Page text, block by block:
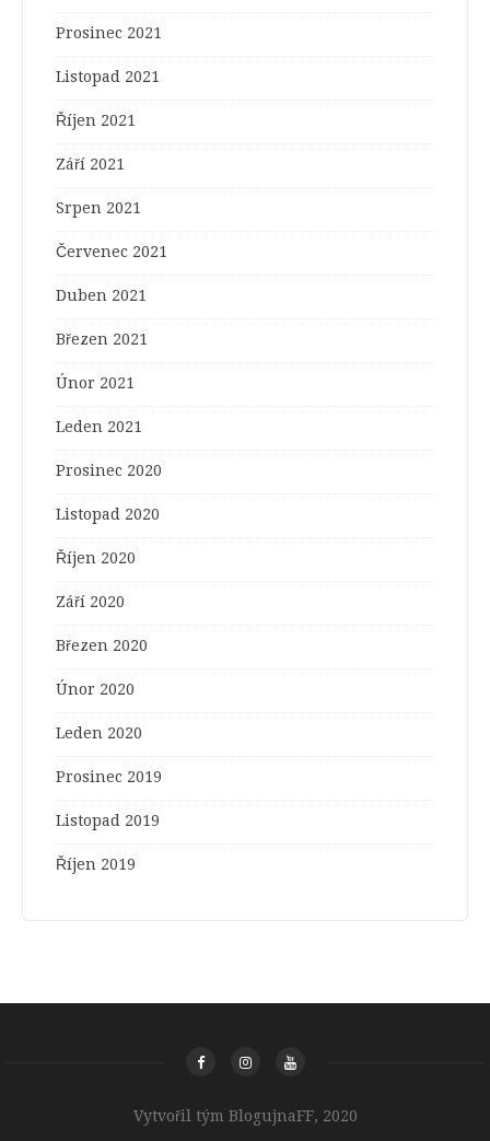
Prosinec 2021
Listopad 2021
Říjen 2021
Září 2021
Srpen 2021
Červenec 2021
Duben 2021
Březen 2021
Únor 2021
Leden 2021
Prosinec 2020
Listopad 2020
Říjen 2020
Září 2020
Březen 2020
Únor 2020
Leden 2020
Prosinec 2019
Listopad 2019
Říjen 2019
Vytvořil tým BlogujnaFF, 2020